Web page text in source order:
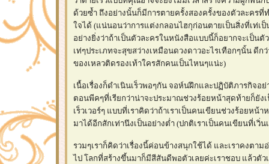
ด้วยซ้ำ ถึงอย่างนั้นก็มีการตายครั้งสองครั้งของตัวละครที่
จได้ (แน่นอนว่าการแต่งกลอนไฮกุก่อนตายเป็นสิ่งที่เท่เป็
อย่างยิ่งว่าถ้าเป็นตัวละครในหนังสือแบบนี้ก็อยากจะเป็นตั
เท่ๆประเภทจะสุขสว่างเหมือนดวงดาวอะไรเทือกๆนั้น ดีก
ของเหลวติดรองเท้าใครสักคนเป็นไหนๆแน่ะ)
เนื้อเรื่องก็ดำเนินเร็วพอๆกัน จอห์นฝึกและปฏิบัติภารกิจอย่
ตอนพีคๆที่เรียกว่าน่าจะประมาณช่วงร้อยหน้าสุดท้ายก็ยัง
เร็วเวอร์ๆ แบบที่เราคิดว่าถ้าเราเป็นคนเขียนช่วงร้อยหน้า
มาได้อีกสักเท่านึงเป็นอย่างต่ำ (ปกติเราเป็นคนเขียนที่เวิ่น
รวมๆเราก็คิดว่าเรื่องนี้ค่อนข้างสนุกใช้ได้ และเราคงตาม
ไป โลกที่สร้างขึ้นมาก็มีสีสันดีพอตัวเลยค่ะเราชอบ แล้วตั